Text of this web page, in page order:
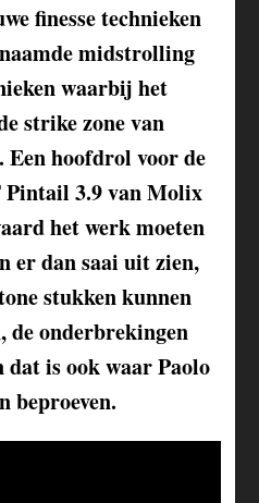
finesse technieken
midstrolling
waarbij het
strike zone van
Een hoofdrol voor de
Pintail 3.9 van Molix
het werk moeten
er dan saai uit zien,
stukken kunnen
de onderbrekingen
dat is ook waar Paolo
beproeven.